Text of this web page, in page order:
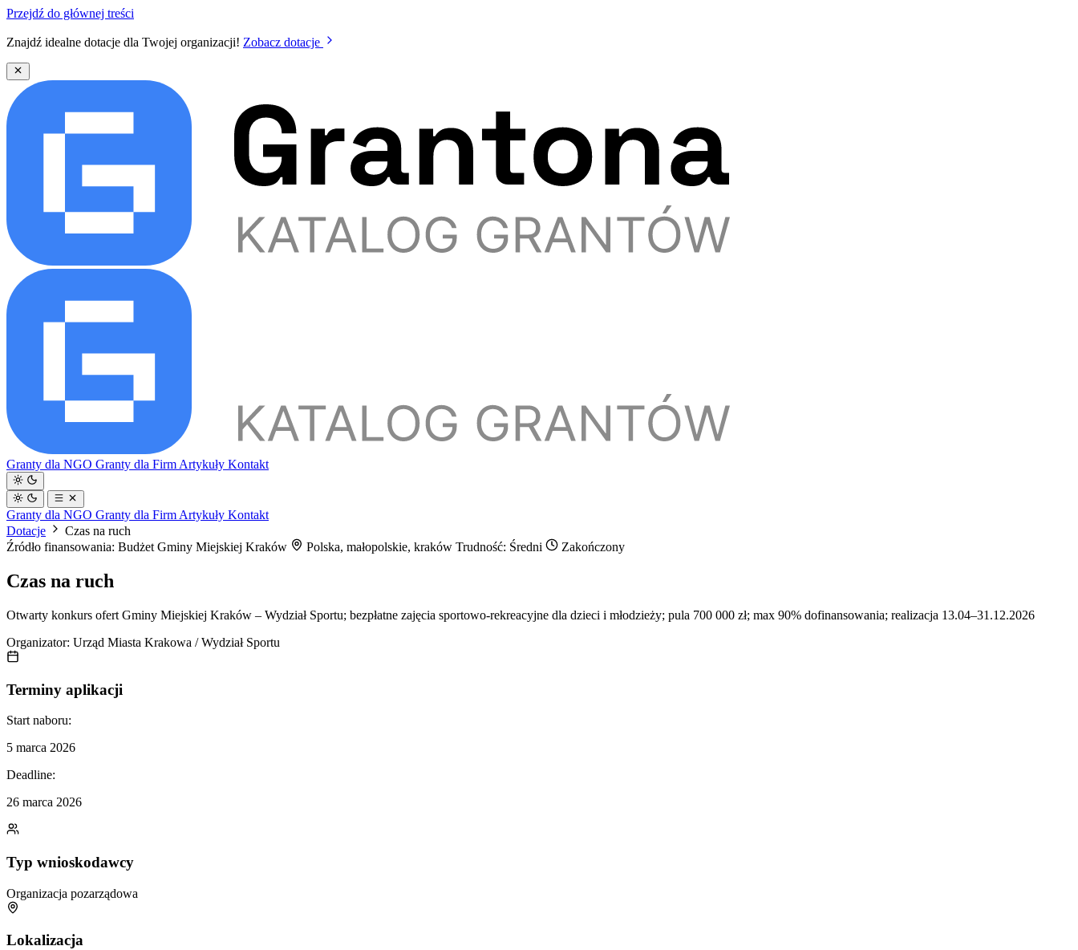
Przejdź do głównej treści
Znajdź idealne dotacje dla Twojej organizacji! Zobacz dotacje
Granty dla NGO Granty dla Firm Artykuły Kontakt
Granty dla NGO Granty dla Firm Artykuły Kontakt
Dotacje
Czas na ruch
Źródło finansowania: Budżet Gminy Miejskiej Kraków
Polska, małopolskie, kraków Trudność: Średni Zakończony
Czas na ruch
Otwarty konkurs ofert Gminy Miejskiej Kraków – Wydział Sportu; bezpłatne zajęcia sportowo-rekreacyjne dla dzieci i młodzieży; pula 700 000 zł; max 90% dofinansowania; realizacja 13.04–31.12.2026
Organizator: Urząd Miasta Krakowa / Wydział Sportu
Terminy aplikacji
Start naboru:
5 marca 2026
Deadline:
26 marca 2026
Typ wnioskodawcy
Organizacja pozarządowa
Lokalizacja